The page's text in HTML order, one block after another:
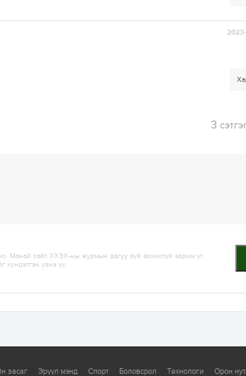
3
Манай сайт ХХЗХ-ны журмын дагуу зүй зохисгүй зарим үг,
хүндэтгэн үзнэ үү.
засаг Эрүүл мэнд Спорт Боловсрол Технологи Орон